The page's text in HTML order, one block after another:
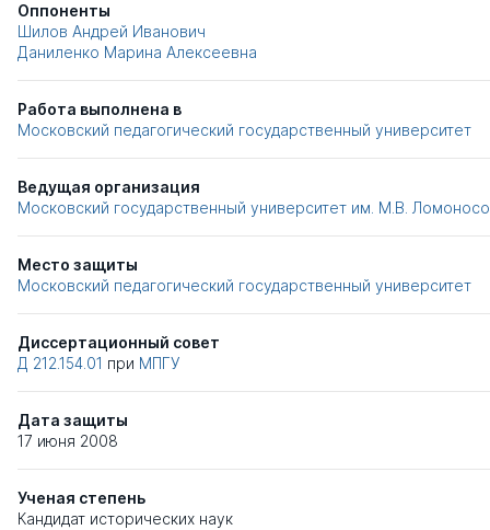
Оппоненты
Шилов Андрей Иванович
Даниленко Марина Алексеевна
Работа выполнена в
Московский педагогический государственный университет
Ведущая организация
Московский государственный университет им. М.В.
Место защиты
Московский педагогический государственный университет
Диссертационный совет
Д 212.154.01 при МПГУ
Дата защиты
17 июня 2008
Ученая степень
Кандидат исторических наук